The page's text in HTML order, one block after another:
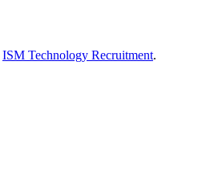
ISM Technology Recruitment.